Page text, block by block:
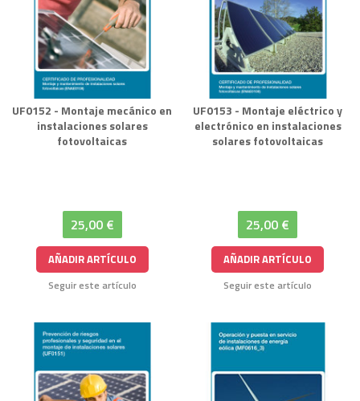
UF0152 - Montaje mecánico en
instalaciones solares
fotovoltaicas
25,00 €
AÑADIR ARTÍCULO
Seguir este artículo
UF0153 - Montaje eléctrico y
electrónico en instalaciones
solares fotovoltaicas
25,00 €
AÑADIR ARTÍCULO
Seguir este artículo